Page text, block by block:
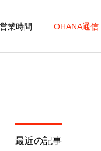
業時間 OHANA通信
最近の記事